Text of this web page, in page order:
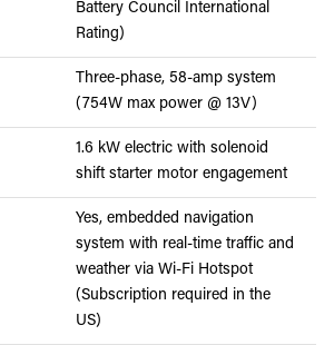
Battery Council International
Rating)
Three-phase, 58-amp system
(754W max power @ 13V)
1.6 kW electric with solenoid
shift starter motor engagement
Yes, embedded navigation
system with real-time traffic and
weather via Wi-Fi Hotspot
(Subscription required in the
US)